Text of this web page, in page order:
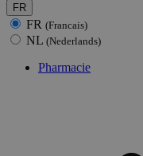
FR
FR (Francais)
NL (Nederlands)
Pharmacie